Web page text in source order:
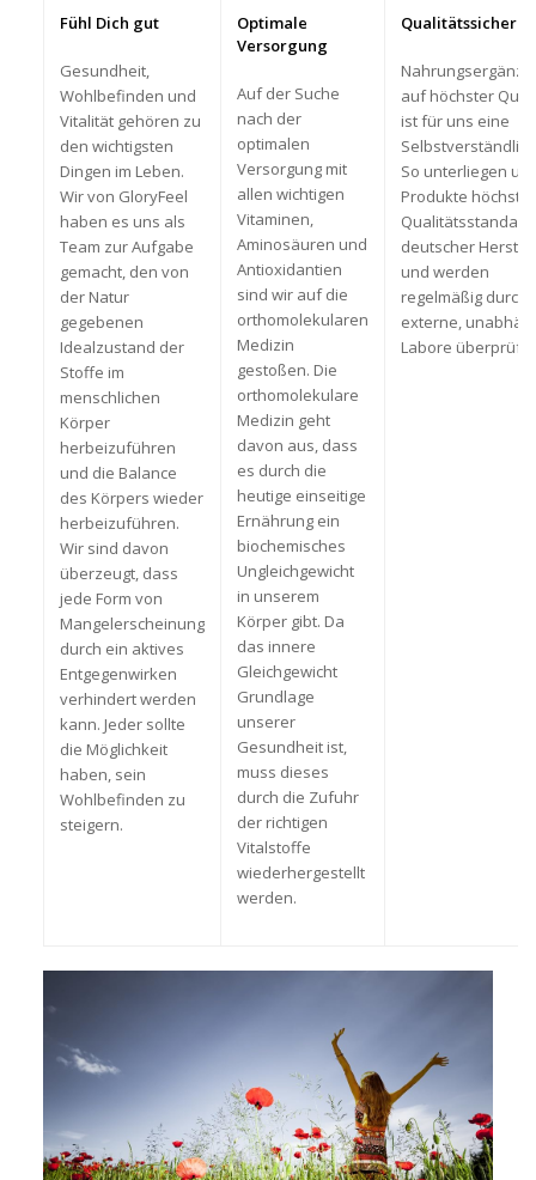
Fühl Dich gut
Gesundheit,
Wohlbefinden und
Vitalität gehören zu
den wichtigsten
Dingen im Leben.
Wir von GloryFeel
haben es uns als
Team zur Aufgabe
gemacht, den von
der Natur
gegebenen
Idealzustand der
Stoffe im
menschlichen
Körper
herbeizuführen
und die Balance
des Körpers wieder
herbeizuführen.
Wir sind davon
überzeugt, dass
jede Form von
Mangelerscheinung
durch ein aktives
Entgegenwirken
verhindert werden
kann. Jeder sollte
die Möglichkeit
haben, sein
Wohlbefinden zu
steigern.
Optimale
Versorgung
Auf der Suche
nach der
optimalen
Versorgung mit
allen wichtigen
Vitaminen,
Aminosäuren und
Antioxidantien
sind wir auf die
orthomolekularen
Medizin
gestoßen. Die
orthomolekulare
Medizin geht
davon aus, dass
es durch die
heutige einseitige
Ernährung ein
biochemisches
Ungleichgewicht
in unserem
Körper gibt. Da
das innere
Gleichgewicht
Grundlage
unserer
Gesundheit ist,
muss dieses
durch die Zufuhr
der richtigen
Vitalstoffe
wiederhergestellt
werden.
auf höchster
ist für uns eine
So unterliegen
Produkte
deutscher
und werden
regelmäßig durch
externe,
Labore überprüft.